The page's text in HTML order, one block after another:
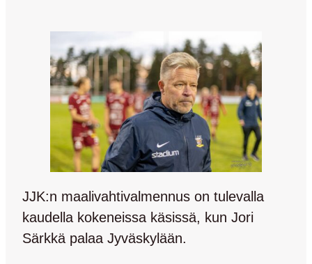
JJK:n maalivahtivalmennus on tulevalla
kaudella kokeneissa käsissä, kun Jori
Särkkä palaa Jyväskylään.